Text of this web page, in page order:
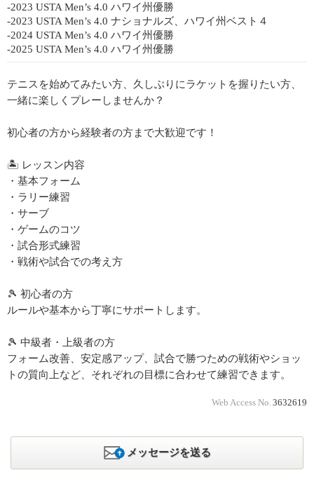
-2023 USTA Men’s 4.0 ハワイ州優勝
-2023 USTA Men’s 4.0 ナショナルズ、ハワイ州ベスト４
-2024 USTA Men’s 4.0 ハワイ州優勝
-2025 USTA Men’s 4.0 ハワイ州優勝
テニスを始めてみたい方、久しぶりにラケットを握りたい方、
一緒に楽しくプレーしませんか？
初心者の方から経験者の方まで大歓迎です！
🏝️ レッスン内容
・基本フォーム
・ラリー練習
・サーブ
・ゲームのコツ
・試合形式練習
・戦術や試合での考え方
🎾 初心者の方
ルールや基本から丁寧にサポートします。
🎾 中級者・上級者の方
フォーム改善、安定感アップ、試合で勝つための戦術やショッ
トの質向上など、それぞれの目標に合わせて練習できます。
Web Access No. 3632619
メッセージを送る